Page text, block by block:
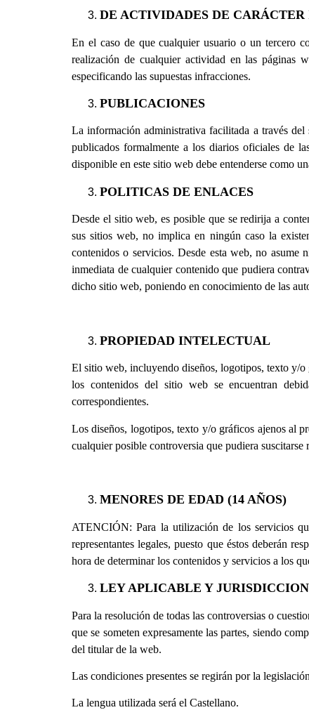
DE ACTIVIDADES DE
En el caso de que cualquier usuario o un tercero
realización de cualquier actividad en las páginas
especificando las supuestas infracciones.
PUBLICACIONES
La información administrativa facilitada a través
publicados formalmente a los diarios oficiales de
disponible en este sitio web debe entenderse como
POLITICAS DE ENLACES
Desde el sitio web, es posible que se redirija a
sus sitios web, no implica en ningún caso la
contenidos o servicios. Desde esta web, no asume
inmediata de cualquier contenido que pudiera
dicho sitio web, poniendo en conocimiento de las
PROPIEDAD INTELECTUAL
El sitio web, incluyendo diseños, logotipos, texto y/o
los contenidos del sitio web se encuentran
correspondientes.
Los diseños, logotipos, texto y/o gráficos ajenos al
cualquier posible controversia que pudiera
MENORES DE EDAD (14 AÑOS)
ATENCIÓN: Para la utilización de los servicios
representantes legales, puesto que éstos deberán
hora de determinar los contenidos y servicios a los
LEY APLICABLE Y JURISDICCION
Para la resolución de todas las controversias o
que se someten expresamente las partes, siendo
del titular de la web.
Las condiciones presentes se regirán por la
La lengua utilizada será el Castellano.